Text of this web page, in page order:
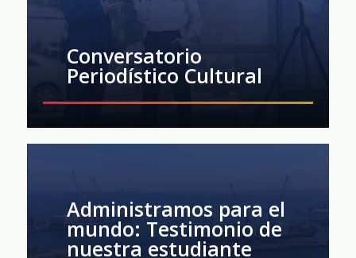
Conversatorio
Periodístico Cultural
Administramos para el
mundo: Testimonio de
nuestra estudiante